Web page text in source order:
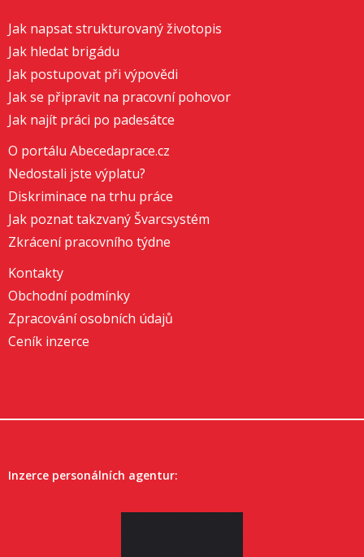
Jak napsat strukturovaný životopis
Jak hledat brigádu
Jak postupovat při výpovědi
Jak se připravit na pracovní pohovor
Jak najít práci po padesátce
O portálu Abecedaprace.cz
Nedostali jste výplatu?
Diskriminace na trhu práce
Jak poznat takzvaný Švarcsystém
Zkrácení pracovního týdne
Kontakty
Obchodní podmínky
Zpracování osobních údajů
Ceník inzerce
Inzerce personálních agentur: